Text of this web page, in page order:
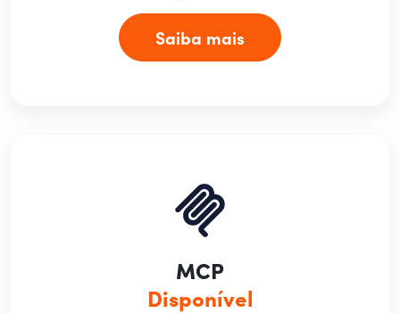
Saiba mais
MCP
Disponível